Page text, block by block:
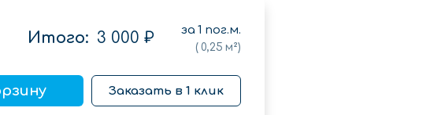
Итого: 3 000 ₽ за 1 пог.м.
( 0,25 м²)
Заказать в 1 клик